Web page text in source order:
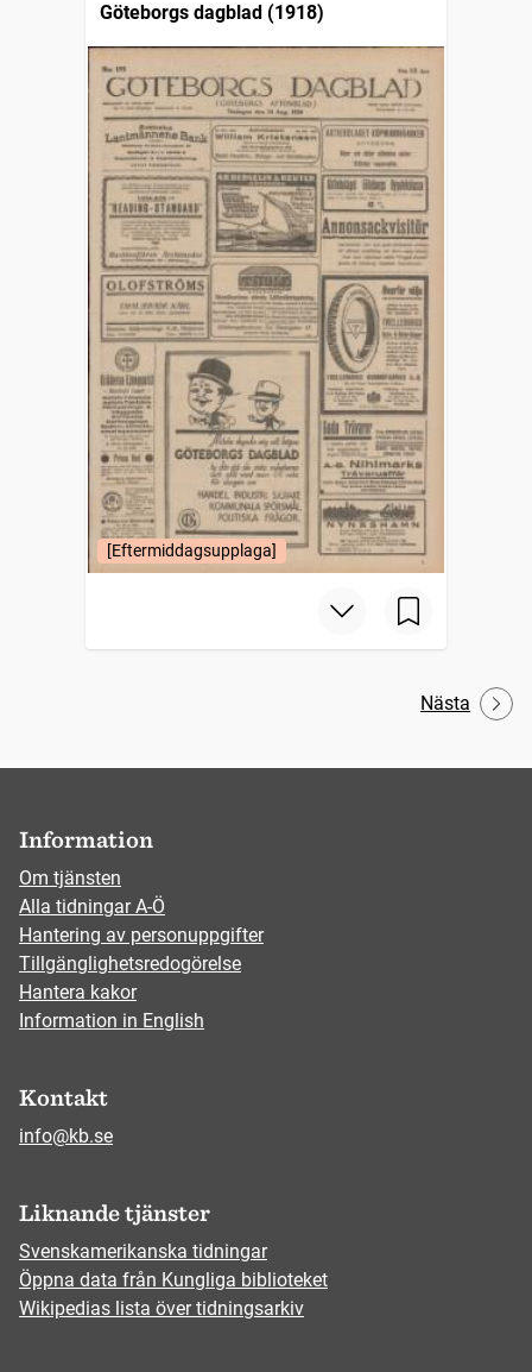
Göteborgs dagblad (1918)
[Eftermiddagsupplaga]
Nästa
Information
Om tjänsten
Alla tidningar A-Ö
Hantering av personuppgifter
Tillgänglighetsredogörelse
Hantera kakor
Information in English
Kontakt
info@kb.se
Liknande tjänster
Svenskamerikanska tidningar
Öppna data från Kungliga biblioteket
Wikipedias lista över tidningsarkiv